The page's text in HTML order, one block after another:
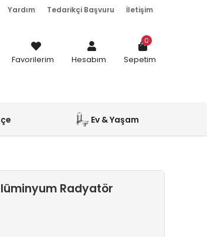
Yardım Tedarikçi Başvuru İletişim
Favorilerim Hesabım Sepetim
0
Ev & Yaşam
Radyatör